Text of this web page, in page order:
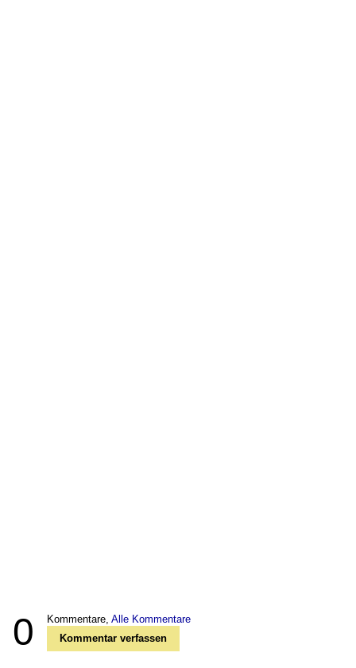
0 Kommentare, Alle Kommentare
Kommentar verfassen